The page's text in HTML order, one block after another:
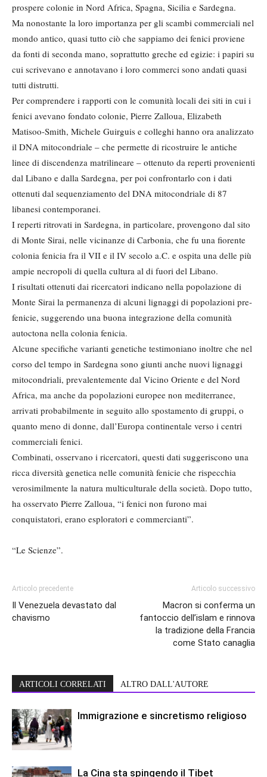
prospere colonie in Nord Africa, Spagna, Sicilia e Sardegna.
Ma nonostante la loro importanza per gli scambi commerciali nel
mondo antico, quasi tutto ciò che sappiamo dei fenici proviene
da fonti di seconda mano, soprattutto greche ed egizie: i papiri su
cui scrivevano e annotavano i loro commerci sono andati quasi
tutti distrutti.
Per comprendere i rapporti con le comunità locali dei siti in cui i
fenici avevano fondato colonie, Pierre Zalloua, Elizabeth
Matisoo-Smith, Michele Guirguis e colleghi hanno ora analizzato
il DNA mitocondriale – che permette di ricostruire le antiche
linee di discendenza matrilineare – ottenuto da reperti provenienti
dal Libano e dalla Sardegna, per poi confrontarlo con i dati
ottenuti dal sequenziamento del DNA mitocondriale di 87
libanesi contemporanei.
I reperti ritrovati in Sardegna, in particolare, provengono dal sito
di Monte Sirai, nelle vicinanze di Carbonia, che fu una fiorente
colonia fenicia fra il VII e il IV secolo a.C. e ospita una delle più
ampie necropoli di quella cultura al di fuori del Libano.
I risultati ottenuti dai ricercatori indicano nella popolazione di
Monte Sirai la permanenza di alcuni lignaggi di popolazioni pre-
fenicie, suggerendo una buona integrazione della comunità
autoctona nella colonia fenicia.
Alcune specifiche varianti genetiche testimoniano inoltre che nel
corso del tempo in Sardegna sono giunti anche nuovi lignaggi
mitocondriali, prevalentemente dal Vicino Oriente e del Nord
Africa, ma anche da popolazioni europee non mediterranee,
arrivati probabilmente in seguito allo spostamento di gruppi, o
quanto meno di donne, dall’Europa continentale verso i centri
commerciali fenici.
Combinati, osservano i ricercatori, questi dati suggeriscono una
ricca diversità genetica nelle comunità fenicie che rispecchia
verosimilmente la natura multiculturale della società. Dopo tutto,
ha osservato Pierre Zalloua, “i fenici non furono mai
conquistatori, erano esploratori e commercianti”.
“Le Scienze”.
Articolo precedente
Il Venezuela devastato dal
chavismo
Articolo successivo
Macron si conferma un
fantoccio dell’islam e rinnova
la tradizione della Francia
come Stato canaglia
ARTICOLI CORRELATI ALTRO DALL'AUTORE
Immigrazione e sincretismo religioso
La Cina sta spingendo il Tibet